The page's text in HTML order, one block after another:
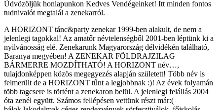
Üdvözöljük honlapunkon Kedves Vendégeinket! Itt minden fontos
tudnivalót megtalál a zenekarról.
A HORIZONT tánc&party zenekar 1999-ben alakult, de nem a
jelenlegi tagokkal! Az amatőr névtelenségből 2001-ben léptünk ki a
nyilvánosság elé. Zenekarunk Magyarország délvidékén található,
Baranya megyében! A ZENEKAR FÖLDRAJZILAG
BÁRMERRE MOZDÍTHATÓ! A HORIZONT név…,
tulajdonképpen közös megegyezés alapján született! Több név is
felmerült de a HORIZONT tűnt a legjobbnak :)! Az évek folyamán
több tagcsere is történt a zenekaron belül. A jelenlegi felállás 2004
óta zenél együtt. Számos fellépésen vettünk részt már:(